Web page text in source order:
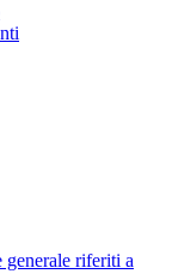
generale riferiti a